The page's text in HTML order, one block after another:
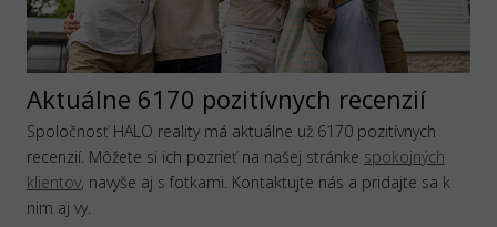
Aktuálne 6170 pozitívnych recenzií
Spoločnosť HALO reality má aktuálne už 6170 pozitívnych
recenzií. Môžete si ich pozrieť na našej stránke spokojných
klientov, navyše aj s fotkami. Kontaktujte nás a pridajte sa k
nim aj vy.